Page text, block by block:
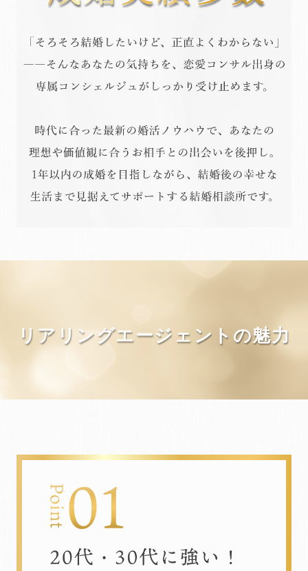
リアリングエージェントの魅力